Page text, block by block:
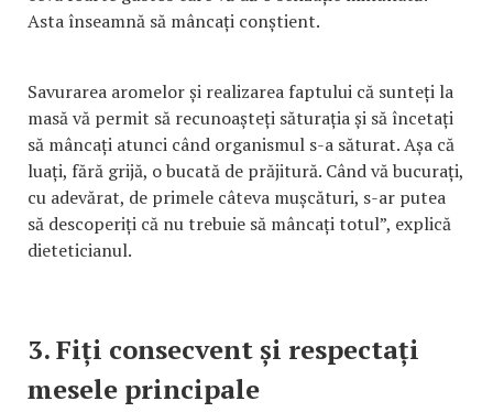
Asta înseamnă să mâncați conștient.
Savurarea aromelor și realizarea faptului că sunteți la
masă vă permit să recunoașteți săturația și să încetați
să mâncați atunci când organismul s-a săturat. Așa că
luați, fără grijă, o bucată de prăjitură. Când vă bucurați,
cu adevărat, de primele câteva mușcături, s-ar putea
să descoperiți că nu trebuie să mâncați totul”, explică
dieteticianul.
3. Fiți consecvent și respectați
mesele principale